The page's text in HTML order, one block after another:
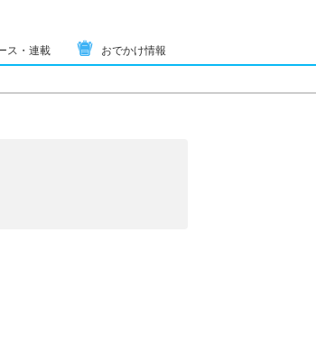
ス・連載 おでかけ情報